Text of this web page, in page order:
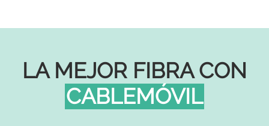
LA MEJOR FIBRA CON
CABLEMÓVIL